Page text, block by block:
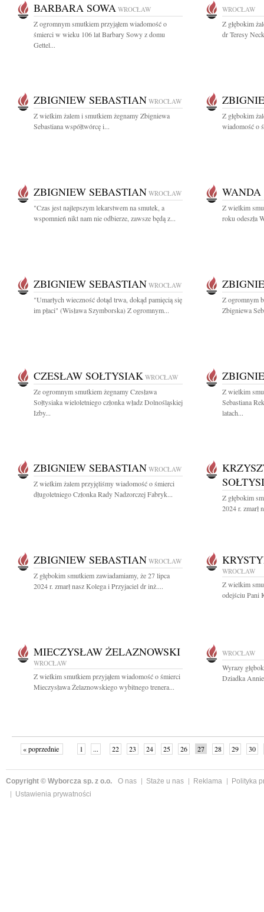
BARBARA SOWA WROCŁAW
Z ogromnym smutkiem przyjąłem wiadomość o
śmierci w wieku 106 lat Barbary Sowy z domu
Gettel...
WROCŁAW
Z głębokim
dr Teresy
ZBIGNIEW SEBASTIAN WROCŁAW
Z wielkim żalem i smutkiem żegnamy Zbigniewa
Sebastiana współtwórcę i...
Z głębokim
wiadomość o
ZBIGNIEW SEBASTIAN WROCŁAW
"Czas jest najlepszym lekarstwem na smutek, a
wspomnień nikt nam nie odbierze, zawsze będą z...
Z wielkim
roku odeszła
ZBIGNIEW SEBASTIAN WROCŁAW
"Umarłych wieczność dotąd trwa, dokąd pamięcią się
im płaci" (Wisława Szymborska) Z ogromnym...
Z ogromnym
Zbigniewa
CZESŁAW SOŁTYSIAK WROCŁAW
Ze ogromnym smutkiem żegnamy Czesława
Sołtysiaka wieloletniego członka władz Dolnośląskiej
Izby...
Z wielkim
Sebastiana
latach...
ZBIGNIEW SEBASTIAN WROCŁAW
Z wielkim żalem przyjęliśmy wiadomość o śmierci
długoletniego Członka Rady Nadzorczej Fabryk...
Z głębokim
2024 r. zmarł
ZBIGNIEW SEBASTIAN WROCŁAW
Z głębokim smutkiem zawiadamiamy, że 27 lipca
2024 r. zmarł nasz Kolega i Przyjaciel dr inż....
WROCŁAW
Z wielkim
odejściu Pani
MIECZYSŁAW ŻELAZNOWSKI
WROCŁAW
Z wielkim smutkiem przyjąłem wiadomość o śmierci
Mieczysława Żelaznowskiego wybitnego trenera...
WROCŁAW
Wyrazy
Dziadka
« poprzednie 1 ... 22 23 24 25 26 27 28 29
30
Copyright © Wyborcza sp. z o.o. O nas Staże u nas Reklama
Polityka
Ustawienia prywatności